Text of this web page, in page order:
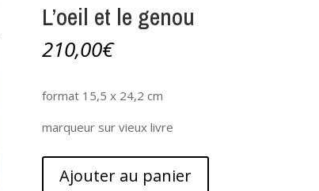
L’oeil et le genou
210,00€
format 15,5 x 24,2 cm
marqueur sur vieux livre
Ajouter au panier